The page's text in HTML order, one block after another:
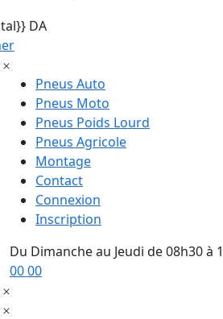
DA
Pneus Auto
Pneus Moto
Pneus Poids Lourd
Pneus Agricole
Montage
Contact
Connexion
Inscription
Du Dimanche au Jeudi de 08h30 à
00 00